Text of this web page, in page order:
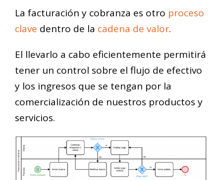
La facturación y cobranza es otro proceso
clave dentro de la cadena de valor.
El llevarlo a cabo eficientemente permitirá
tener un control sobre el flujo de efectivo
y los ingresos que se tengan por la
comercialización de nuestros productos y
servicios.